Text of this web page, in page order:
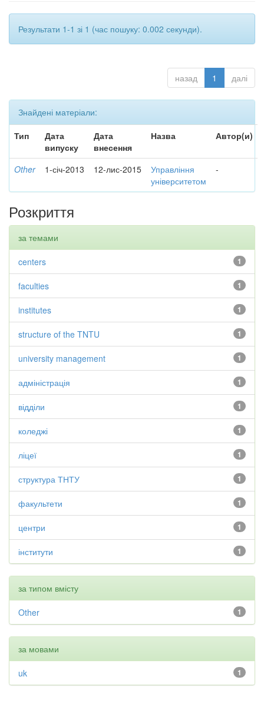
Результати 1-1 зі 1 (час пошуку: 0.002 секунди).
назад 1 далі
Знайдені матеріали:
Тип
Дата
випуску
Дата
внесення
Назва Автор(и)
Other 1-січ-2013 12-лис-2015
Управління
університетом
-
Розкриття
за темами
1
centers
1
faculties
1
institutes
1
structure of the TNTU
1
university management
1
адміністрація
1
відділи
1
коледжі
1
ліцеї
1
структура ТНТУ
1
факультети
1
центри
1
інститути
за типом вмісту
1
Other
за мовами
1
uk